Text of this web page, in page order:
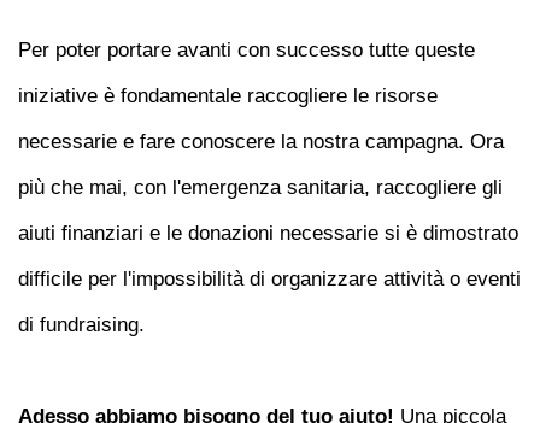
Per poter portare avanti con successo tutte queste
iniziative è fondamentale raccogliere le risorse
necessarie e fare conoscere la nostra campagna. Ora
più che mai, con l'emergenza sanitaria, raccogliere gli
aiuti finanziari e le donazioni necessarie si è dimostrato
difficile per l'impossibilità di organizzare attività o eventi
di fundraising.
Adesso abbiamo bisogno del tuo aiuto! Una piccola